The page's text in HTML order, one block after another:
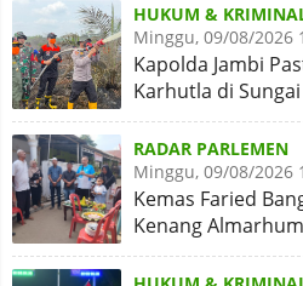
HUKUM &
Minggu, 09/08/2026
Kapolda Jambi
Karhutla di
Sinergi Diperkuat
RADAR PARLEMEN
Minggu, 09/08/2026
Kemas Faried
Kenang
Simpang Rimbo